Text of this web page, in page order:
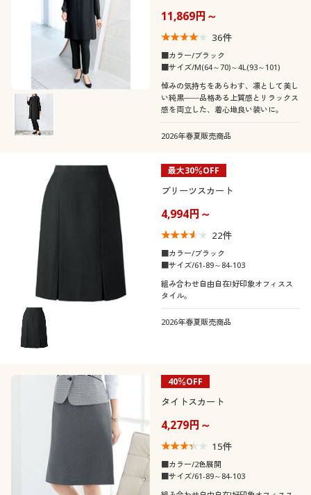
11,869円～
36件
■カラー/ブラック
■サイズ/M(64～70)～4L(93～101)
悼みの気持ちをあらわす、凛として美し
い純黒――品格ある上質感とリラックス
感を両立した、着心地良い装いに。
2026年春夏販売商品
最大30％OFF
プリーツスカート
4,994円～
22件
■カラー/ブラック
■サイズ/61-89～84-103
組み合わせ自由自在!好印象オフィスス
タイル。
2026年春夏販売商品
40％OFF
タイトスカート
4,279円～
15件
■カラー/2色展開
■サイズ/61-89～84-103